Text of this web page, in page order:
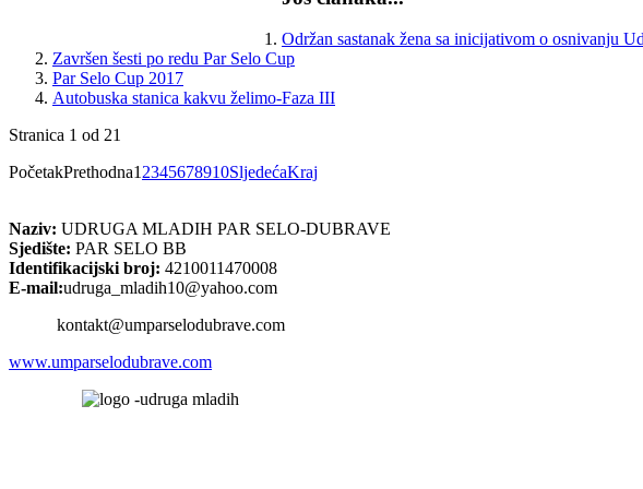
Održan sastanak žena sa inicijativom o osnivanju
Završen šesti po redu Par Selo Cup
Par Selo Cup 2017
Autobuska stanica kakvu želimo-Faza III
Stranica 1 od 21
PočetakPrethodna1 2345678910SljedećaKraj
Naziv: UDRUGA MLADIH PAR SELO-DUBRAVE
Sjedište: PAR SELO BB
Identifikacijski broj: 4210011470008
E-mail:udruga_mladih10@yahoo.com
kontakt@umparselodubrave.com
www.umparselodubrave.com